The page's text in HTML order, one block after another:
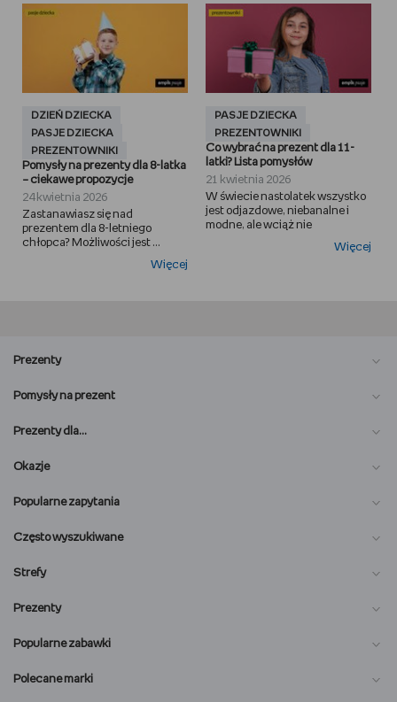
DZIEŃ DZIECKA
PASJE DZIECKA
PREZENTOWNIKI
Pomysły na prezenty dla 8-latka
– ciekawe propozycje
24 kwietnia 2026
Zastanawiasz się nad
prezentem dla 8-letniego
chłopca? Możliwości jest ...
Więcej
PASJE DZIECKA
PREZENTOWNIKI
Co wybrać na prezent dla 11-
latki? Lista pomysłów
21 kwietnia 2026
W świecie nastolatek wszystko
jest odjazdowe, niebanalne i
modne, ale wciąż nie
Więcej
Prezenty
Pomysły na prezent
Prezenty dla…
Okazje
Popularne zapytania
Często wyszukiwane
Strefy
Prezenty
Popularne zabawki
Polecane marki